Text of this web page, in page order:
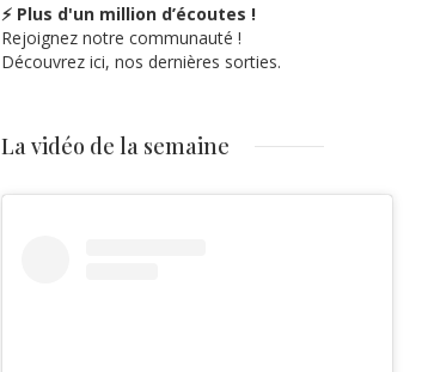
⚡ Plus d'un million d’écoutes !
Rejoignez notre communauté !
Découvrez ici, nos dernières sorties.
La vidéo de la semaine